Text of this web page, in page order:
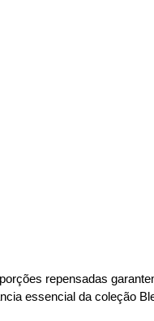
repensadas
essencial da coleção